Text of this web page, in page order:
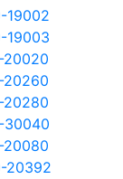
19002
19003
20020
20260
20280
30040
20080
20392